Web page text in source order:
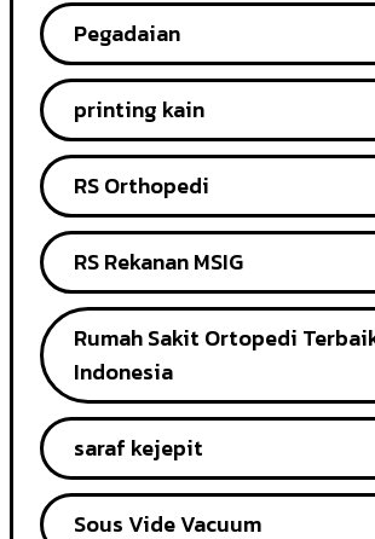
Pegadaian
printing kain
RS Orthopedi
RS Rekanan MSIG
Rumah Sakit Ortopedi
Indonesia
saraf kejepit
Sous Vide Vacuum